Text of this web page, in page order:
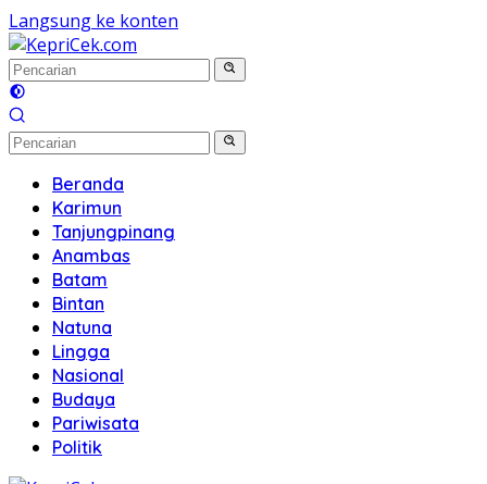
Langsung ke konten
Beranda
Karimun
Tanjungpinang
Anambas
Batam
Bintan
Natuna
Lingga
Nasional
Budaya
Pariwisata
Politik